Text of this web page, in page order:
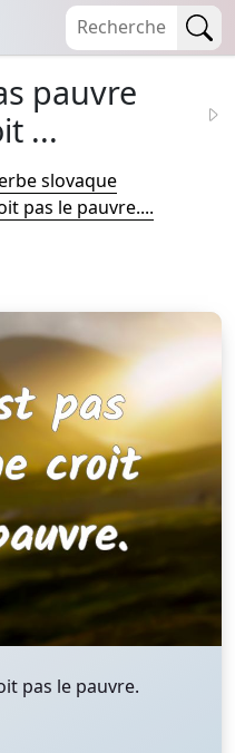
pauvre
...
slovaque
pas le pauvre....
pas le pauvre.